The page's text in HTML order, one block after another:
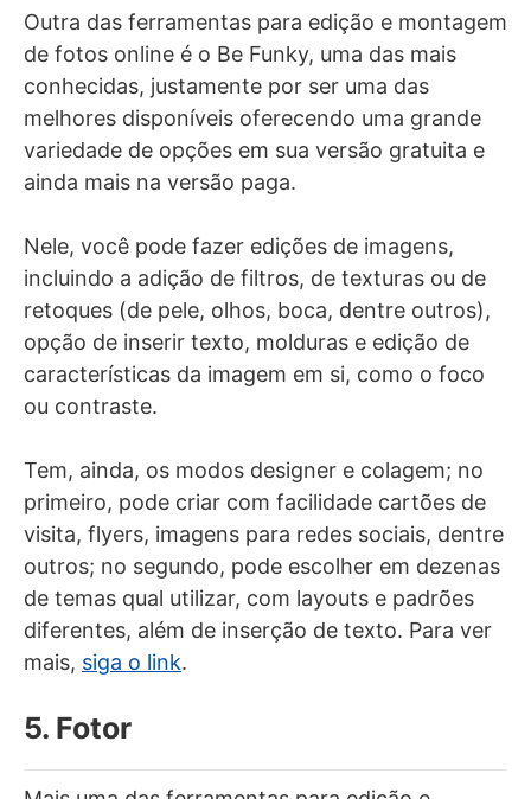
Outra das ferramentas para edição e montagem
de fotos online é o Be Funky, uma das mais
conhecidas, justamente por ser uma das
melhores disponíveis oferecendo uma grande
variedade de opções em sua versão gratuita e
ainda mais na versão paga.
Nele, você pode fazer edições de imagens,
incluindo a adição de filtros, de texturas ou de
retoques (de pele, olhos, boca, dentre outros),
opção de inserir texto, molduras e edição de
características da imagem em si, como o foco
ou contraste.
Tem, ainda, os modos designer e colagem; no
primeiro, pode criar com facilidade cartões de
visita, flyers, imagens para redes sociais, dentre
outros; no segundo, pode escolher em dezenas
de temas qual utilizar, com layouts e padrões
diferentes, além de inserção de texto. Para ver
mais, siga o link.
5. Fotor